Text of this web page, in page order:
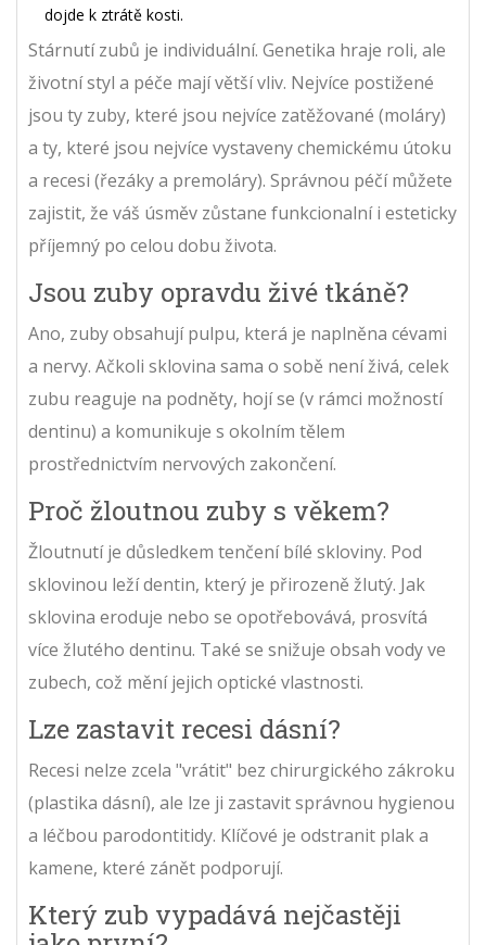
dojde k ztrátě kosti.
Stárnutí zubů je individuální. Genetika hraje roli, ale
životní styl a péče mají větší vliv. Nejvíce postižené
jsou ty zuby, které jsou nejvíce zatěžované (moláry)
a ty, které jsou nejvíce vystaveny chemickému útoku
a recesi (řezáky a premoláry). Správnou péčí můžete
zajistit, že váš úsměv zůstane funkcionalní i esteticky
příjemný po celou dobu života.
Jsou zuby opravdu živé tkáně?
Ano, zuby obsahují pulpu, která je naplněna cévami
a nervy. Ačkoli sklovina sama o sobě není živá, celek
zubu reaguje na podněty, hojí se (v rámci možností
dentinu) a komunikuje s okolním tělem
prostřednictvím nervových zakončení.
Proč žloutnou zuby s věkem?
Žloutnutí je důsledkem tenčení bílé skloviny. Pod
sklovinou leží dentin, který je přirozeně žlutý. Jak
sklovina eroduje nebo se opotřebovává, prosvítá
více žlutého dentinu. Také se snižuje obsah vody ve
zubech, což mění jejich optické vlastnosti.
Lze zastavit recesi dásní?
Recesi nelze zcela "vrátit" bez chirurgického zákroku
(plastika dásní), ale lze ji zastavit správnou hygienou
a léčbou parodontitidy. Klíčové je odstranit plak a
kamene, které zánět podporují.
Který zub vypadává nejčastěji